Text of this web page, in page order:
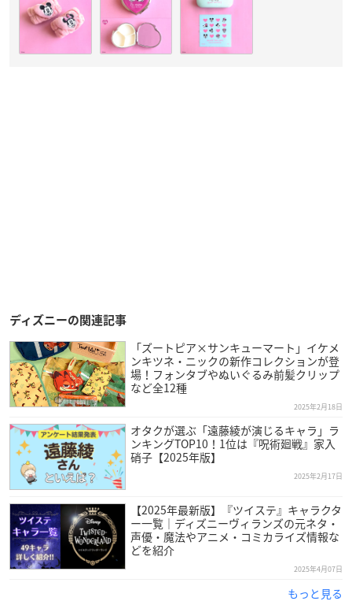
ディズニーの関連記事
「ズートピア×サンキューマート」イケメ
ンキツネ・ニックの新作コレクションが登
場！フォンタブやぬいぐるみ前髪クリップ
など全12種
2025年2月18日
オタクが選ぶ「遠藤綾が演じるキャラ」ラ
ンキングTOP10！1位は『呪術廻戦』家入
硝子【2025年版】
2025年2月17日
【2025年最新版】『ツイステ』キャラクタ
ー一覧｜ディズニーヴィランズの元ネタ・
声優・魔法やアニメ・コミカライズ情報な
どを紹介
2025年4月07日
もっと見る